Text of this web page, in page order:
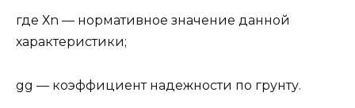
где Хn — нормативное значение данной
характеристики;
gg — коэффициент надежности по грунту.